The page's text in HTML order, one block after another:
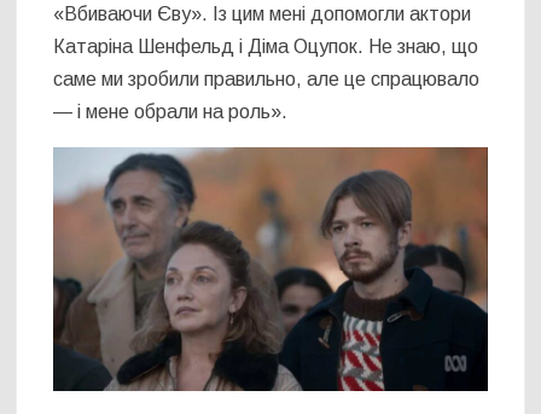
«Вбиваючи Єву». Із цим мені допомогли актори
Катаріна Шенфельд і Діма Оцупок. Не знаю, що
саме ми зробили правильно, але це спрацювало
— і мене обрали на роль».